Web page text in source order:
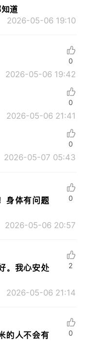
道
2026-05-06 19:10
2026-05-06 19:42
0
2026-05-06 21:41
0
2026-05-07 05:43
0
身体有问题
2026-05-06 20:57
0
。我心安处
2026-05-06 21:14
2
的人不会有
0